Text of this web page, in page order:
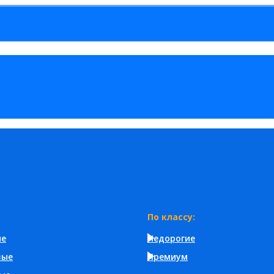
По классу:
Недорогие
Премиум